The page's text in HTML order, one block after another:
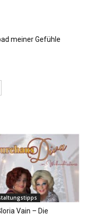
meiner Gefühle
Vain – Die